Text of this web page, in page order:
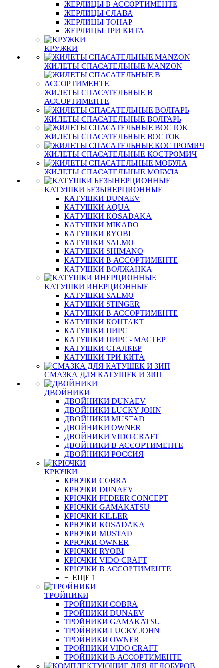
ЖЕРЛИЦЫ В АССОРТИМЕНТЕ
ЖЕРЛИЦЫ СЛАВА
ЖЕРЛИЦЫ ТОНАР
ЖЕРЛИЦЫ ТРИ КИТА
КРУЖКИ
ЖИЛЕТЫ СПАСАТЕЛЬНЫЕ MANZON
ЖИЛЕТЫ СПАСАТЕЛЬНЫЕ В
АССОРТИМЕНТЕ
ЖИЛЕТЫ СПАСАТЕЛЬНЫЕ ВОЛГАРЬ
ЖИЛЕТЫ СПАСАТЕЛЬНЫЕ ВОСТОК
ЖИЛЕТЫ СПАСАТЕЛЬНЫЕ КОСТРОМИЧ
ЖИЛЕТЫ СПАСАТЕЛЬНЫЕ МОБУЛА
КАТУШКИ БЕЗЫНЕРЦИОННЫЕ
КАТУШКИ DUNAEV
КАТУШКИ AQUA
КАТУШКИ KOSADAKA
КАТУШКИ MIKADO
КАТУШКИ RYOBI
КАТУШКИ SALMO
КАТУШКИ SHIMANO
КАТУШКИ В АССОРТИМЕНТЕ
КАТУШКИ ВОЛЖАНКА
КАТУШКИ ИНЕРЦИОННЫЕ
КАТУШКИ SALMO
КАТУШКИ STINGER
КАТУШКИ В АССОРТИМЕНТЕ
КАТУШКИ КОНТАКТ
КАТУШКИ ПИРС
КАТУШКИ ПИРС - МАСТЕР
КАТУШКИ СТАЛКЕР
КАТУШКИ ТРИ КИТА
СМАЗКА ДЛЯ КАТУШЕК И ЗИП
ДВОЙНИКИ
ДВОЙНИКИ DUNAEV
ДВОЙНИКИ LUCKY JOHN
ДВОЙНИКИ MUSTAD
ДВОЙНИКИ OWNER
ДВОЙНИКИ VIDO CRAFT
ДВОЙНИКИ В АССОРТИМЕНТЕ
ДВОЙНИКИ РОССИЯ
КРЮЧКИ
КРЮЧКИ COBRA
КРЮЧКИ DUNAEV
КРЮЧКИ FEDEER CONCEPT
КРЮЧКИ GAMAKATSU
КРЮЧКИ KILLER
КРЮЧКИ KOSADAKA
КРЮЧКИ MUSTAD
КРЮЧКИ OWNER
КРЮЧКИ RYOBI
КРЮЧКИ VIDO CRAFT
КРЮЧКИ В АССОРТИМЕНТЕ
+ ЕЩЕ 1
ТРОЙНИКИ
ТРОЙНИКИ COBRA
ТРОЙНИКИ DUNAEV
ТРОЙНИКИ GAMAKATSU
ТРОЙНИКИ LUCKY JOHN
ТРОЙНИКИ OWNER
ТРОЙНИКИ VIDO CRAFT
ТРОЙНИКИ В АССОРТИМЕНТЕ